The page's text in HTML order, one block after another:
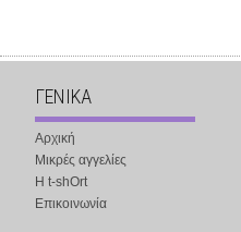
ΓΕΝΙΚΑ
Αρχική
Μικρές αγγελίες
Η t-shOrt
Επικοινωνία